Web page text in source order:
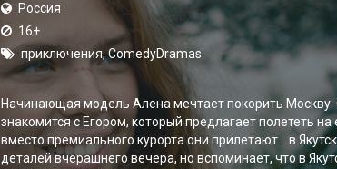
Россия
16+
приключения, ComedyDramas
Начинающая модель Алена мечтает покорить
знакомится с Егором, который предлагает полететь
вместо премиального курорта они прилетают… в
деталей вчерашнего вечера, но вспоминает, что в